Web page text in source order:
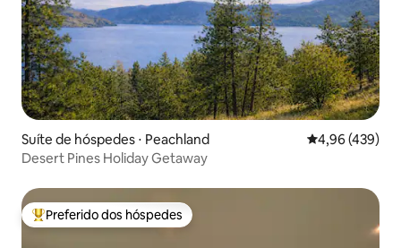
Suíte de hóspedes ⋅ Peachland 4,96 de uma
4,96 (439)
Desert Pines Holiday Getaway
Entre os melhores preferidos dos hóspedes
Preferido dos hóspedes